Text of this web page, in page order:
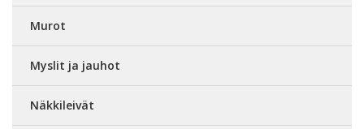
Murot
Myslit ja jauhot
Näkkileivät